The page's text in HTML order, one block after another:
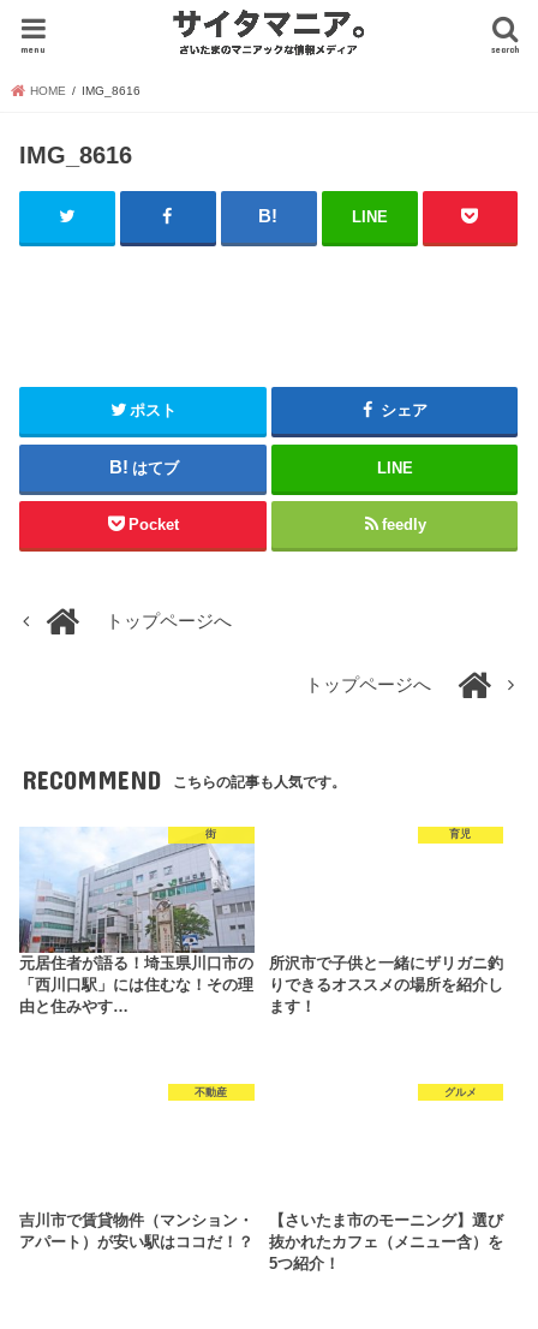
search
menu
HOME IMG_8616
IMG_8616
LINE
ポスト シェア
はてブ LINE
Pocket feedly
トップページへ
トップページへ
RECOMMEND こちらの記事も人気です。
街
元居住者が語る！埼玉県川口市の
「西川口駅」には住むな！その理
由と住みやす…
育児
所沢市で子供と一緒にザリガニ釣
りできるオススメの場所を紹介し
ます！
不動産
吉川市で賃貸物件（マンション・
アパート）が安い駅はココだ！？
グルメ
【さいたま市のモーニング】選び
抜かれたカフェ（メニュー含）を
5つ紹介！